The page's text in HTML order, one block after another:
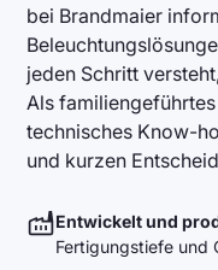
bei Brandmaier
jeden Schritt
Als
technisches Know-
und kurzen
Entwickelt und
Fertigungstiefe und